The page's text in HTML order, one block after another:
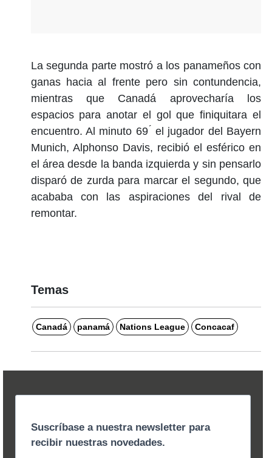
La segunda parte mostró a los panameños con
ganas hacia al frente pero sin contundencia,
mientras que Canadá aprovecharía los
espacios para anotar el gol que finiquitara el
encuentro. Al minuto 69 ́ el jugador del Bayern
Munich, Alphonso Davis, recibió el esférico en
el área desde la banda izquierda y sin pensarlo
disparó de zurda para marcar el segundo, que
acababa con las aspiraciones del rival de
remontar.
Temas
Canadá panamá Nations League Concacaf